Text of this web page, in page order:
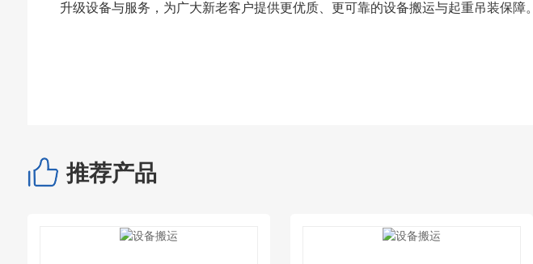
升级设备与服务，为广大新老客户提供更优质、更可靠的设备搬运与起重吊装保障。
推荐产品